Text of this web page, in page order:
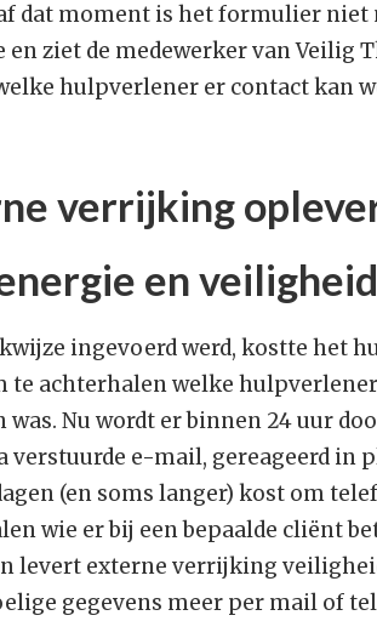
dat moment is het formulier
en ziet de medewerker van Veilig
hulpverlener er contact kan
verrijking
en veiligheid
ingevoerd werd, kostte het
te achterhalen welke
Nu wordt er binnen 24 uur
verstuurde e-mail, gereageerd in
(en soms langer) kost om
wie er bij een bepaalde cliënt
levert externe verrijking
gegevens meer per mail of